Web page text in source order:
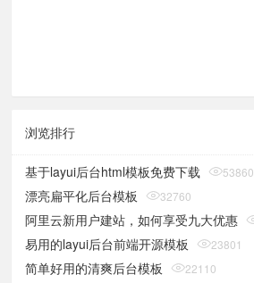
浏览排行
基于layui后台html模板免费下载 53860
漂亮扁平化后台模板 32760
阿里云新用户建站，如何享受九大优惠
易用的layui后台前端开源模板 23801
简单好用的清爽后台模板 22110